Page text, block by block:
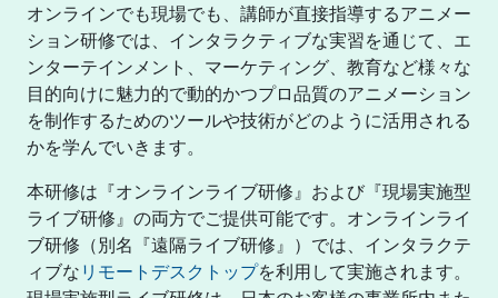
オンラインでも現場でも、講師が直接指導するアニメー
ション研修では、インタラクティブな実習を通じて、エ
ンターテインメント、マーケティング、教育など様々な
目的向けに魅力的で動的かつプロ品質のアニメーション
を制作するためのツールや技術がどのように活用される
かを学んでいきます。
本研修は『オンラインライブ研修』および『現場実施型
ライブ研修』の両方でご提供可能です。オンラインライ
ブ研修（別名『遠隔ライブ研修』）では、インタラクテ
ィブなリモートデスクトップを利用して実施されます。